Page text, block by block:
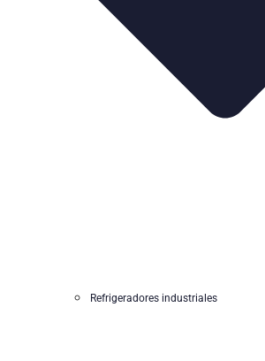
Refrigeradores industriales